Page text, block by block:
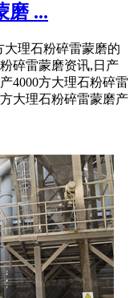
磨 ...
大理石粉碎雷蒙磨的
碎雷蒙磨资讯,日产
4000方大理石粉碎雷
大理石粉碎雷蒙磨产